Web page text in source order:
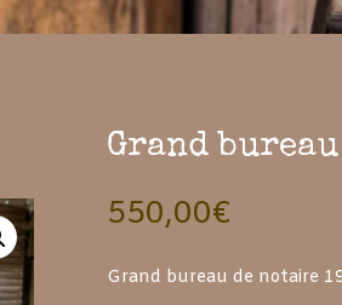
Grand
550,00€
Grand bureau de notaire